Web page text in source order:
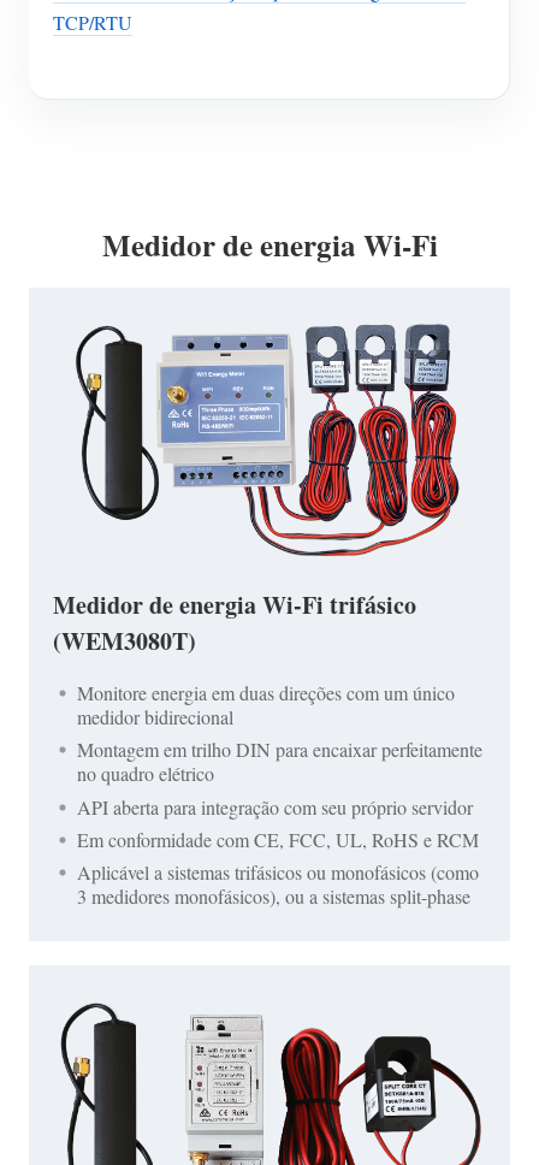
TCP/RTU
Medidor de energia Wi-Fi
Medidor de energia Wi-Fi trifásico
(WEM3080T)
Monitore energia em duas direções com um único
medidor bidirecional
Montagem em trilho DIN para encaixar perfeitamente
no quadro elétrico
API aberta para integração com seu próprio servidor
Em conformidade com CE, FCC, UL, RoHS e RCM
Aplicável a sistemas trifásicos ou monofásicos (como
3 medidores monofásicos), ou a sistemas split-phase